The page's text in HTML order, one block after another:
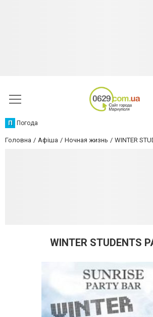
П Погода
Головна Афіша Ночная жизнь WINTER
WINTER STUDENTS